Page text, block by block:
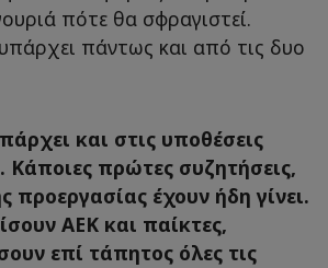
πότε θα σφραγιστεί.
πάντως και από τις δυο
και στις υποθέσεις
Κάποιες πρώτες συζητήσεις,
προεργασίας έχουν ήδη γίνει.
ΑΕΚ και παίκτες,
επί τάπητος όλες τις